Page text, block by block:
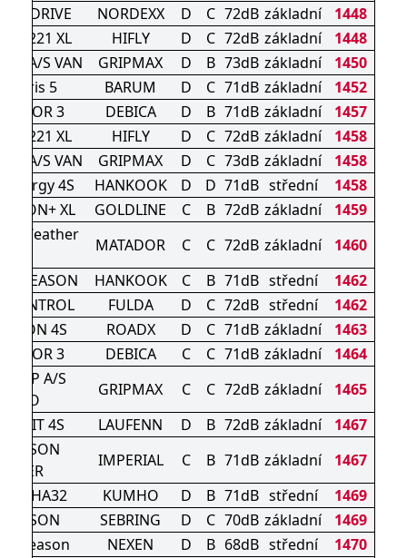
NORDEXX D C 72dB základní
1448
221 XL
HIFLY D C 72dB základní
1448
A/S VAN
GRIPMAX D B 73dB základní
1450
5
BARUM D C 71dB základní
1452
3
DEBICA D B 71dB základní
1457
221 XL
HIFLY D C 72dB základní
1458
A/S VAN
GRIPMAX D C 73dB základní
1458
4S
HANKOOK D D 71dB střední
1458
XL
GOLDLINE C B 72dB základní
1459
Weather
MATADOR C C 72dB základní
1460
HANKOOK C B 71dB střední
1462
FULDA D C 72dB střední
1462
4S
ROADX D C 71dB základní
1463
3
DEBICA C C 71dB základní
1464
A/S
GRIPMAX C C 72dB základní
1465
G FIT 4S
LAUFENN D B 72dB základní
1467
SEASON
IMPERIAL C B 71dB základní
1467
4S HA32
KUMHO D B 71dB střední
1469
SEASON
SEBRING D C 70dB základní
1469
4Season
NEXEN D B 68dB střední
1470